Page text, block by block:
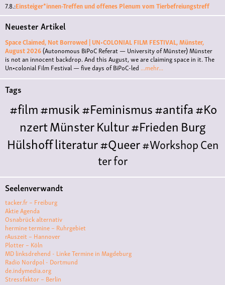
7.8.:Einsteiger*innen-Treffen und offenes Plenum vom Tierbefreiungstreff
Neuester Artikel
Space Claimed, Not Borrowed | UN•COLONIAL FILM FESTIVAL, Münster,
August 2026(Autonomous BiPoC Referat — University of Münster)Münster
is not an innocent backdrop. And this August, we are claiming space in it. The
Un•colonial Film Festival — five days of BiPoC-led ...mehr...
Tags
#film#musik#Feminismus#antifa#Ko
nzertMünsterKultur#FriedenBurg
Hülshoffliteratur#Queer#WorkshopCen
ter for
LiteraturePolyamoriePolytreff#liveKonzert
Polyamorietreff
Monogamie
ismuskunstantisemitismus
VKqueer#Demo#Theater
ve #film #kino #filmwerkstatt
Seelenverwandt
tacker.fr – Freiburg
Aktie Agenda
Osnabrück alternativ
hermine termine – Ruhrgebiet
rAuszeit – Hannover
Plotter – Köln
MD linksdrehend - Linke Termine in Magdeburg
Radio Nordpol - Dortmund
de.indymedia.org
Stressfaktor – Berlin